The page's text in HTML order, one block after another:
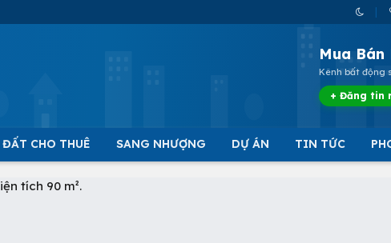
Mua Bán
Kênh bất động
+ Đăng tin
ĐẤT CHO THUÊ SANG NHƯỢNG DỰ ÁN TIN TỨC